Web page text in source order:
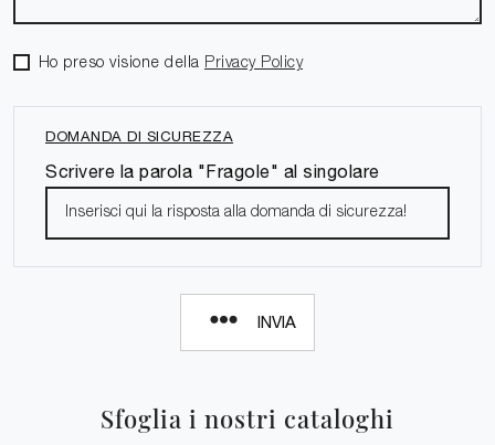
Sfoglia i nostri cataloghi
Ho preso visione della Privacy Policy
DOMANDA DI SICUREZZA
Scrivere la parola "Fragole" al singolare
INVIA